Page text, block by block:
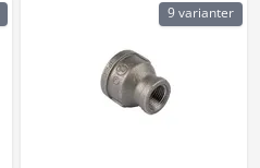
9 varianter